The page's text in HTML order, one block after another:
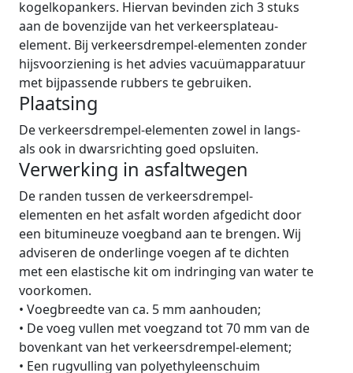
kogelkopankers. Hiervan bevinden zich 3 stuks
aan de bovenzijde van het verkeersplateau-
element. Bij verkeersdrempel-elementen zonder
hijsvoorziening is het advies vacuümapparatuur
met bijpassende rubbers te gebruiken.
Plaatsing
De verkeersdrempel-elementen zowel in langs-
als ook in dwarsrichting goed opsluiten.
Verwerking in asfaltwegen
De randen tussen de verkeersdrempel-
elementen en het asfalt worden afgedicht door
een bitumineuze voegband aan te brengen. Wij
adviseren de onderlinge voegen af te dichten
met een elastische kit om indringing van water te
voorkomen.
• Voegbreedte van ca. 5 mm aanhouden;
• De voeg vullen met voegzand tot 70 mm van de
bovenkant van het verkeersdrempel-element;
• Een rugvulling van polyethyleenschuim